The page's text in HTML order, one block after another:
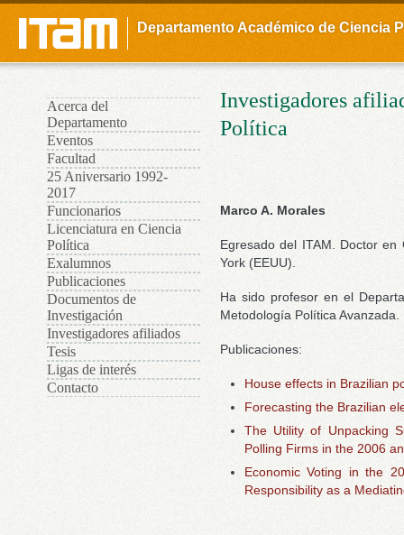
Departamento Académico de Ciencia
Acerca del
Departamento
Eventos
Facultad
25 Aniversario 1992-
2017
Funcionarios
Licenciatura en Ciencia
Política
Exalumnos
Publicaciones
Documentos de
Investigación
Investigadores afiliados
Tesis
Ligas de interés
Contacto
Investigadores
Política
Marco A. Morales
Egresado del ITAM. Doctor
York (EEUU).
Ha sido profesor en el
Metodología Política Avanzada.
Publicaciones:
House effects in Brazilian
Forecasting the Brazilian
The Utility of Unpacking
Polling Firms in the 2006
Economic Voting in the
Responsibility as a